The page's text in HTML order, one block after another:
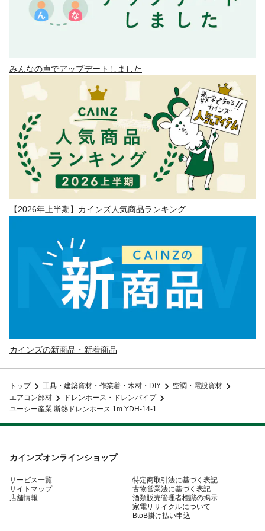
みんなの声でアップデートしました
【2026年上半期】カインズ人気商品ランキング
カインズの新商品・新着商品
トップ 工具・建築資材・作業着・木材・DIY
空調・電設資材
エアコン部材
ドレンホース・ドレンパイプ
ユーシー産業 断熱ドレンホース 1m YDH-14-1
カインズオンラインショップ
サービス一覧
サイトマップ
店舗情報
特定商取引法に基づく表記
古物営業法に基づく表記
酒類販売管理者標識の掲示
家電リサイクルについて
BtoB掛け払い申込